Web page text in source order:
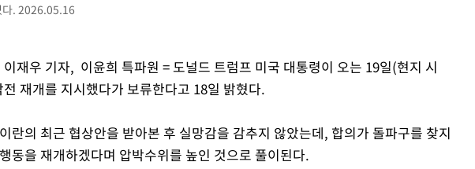
다. 2026.05.16
재우 기자, 이윤희 특파원 = 도널드 트럼프 미국 대통령이 오는 19일(현지 시
재개를 지시했다가 보류한다고 18일 밝혔다.
란의 최근 협상안을 받아본 후 실망감을 감추지 않았는데, 합의가 돌파구를 찾지
동을 재개하겠다며 압박수위를 높인 것으로 풀이된다.